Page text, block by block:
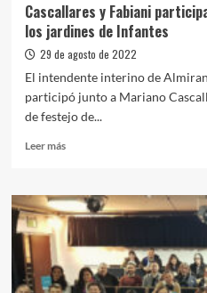
Cascallares y Fabiani
los jardines de Infantes
29 de agosto de 2022
El intendente interino de
participó junto a Mariano
de festejo de...
Leer másLeer
Cascallares
y
Fabiani
participaron
de
una